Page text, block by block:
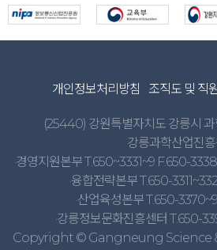
개인정보처리방침 조직도 및 직
(25440) 강원특별자치도 강릉시 과
강릉과학산업진
·경영지원본부 T.650~3331~9 F.650-
·융합전략본부 T.650-
·산업육성본부 T.650-
·강릉정보문화진흥센터 T.650-
Copyright © Gangneung Science